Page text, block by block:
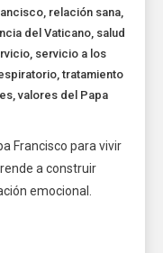
, relación sana,
del Vaticano, salud
, servicio a los
,tratamiento
,valores del Papa
Francisco para vivir
a construir
emocional.